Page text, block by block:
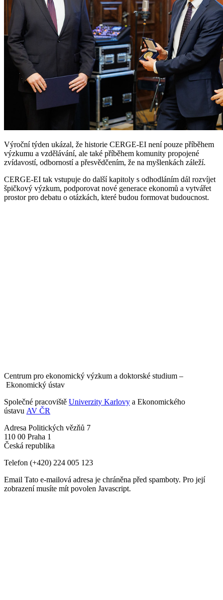
Výroční týden ukázal, že historie CERGE-EI není pouze příběhem
výzkumu a vzdělávání, ale také příběhem komunity propojené
zvídavostí, odborností a přesvědčením, že na myšlenkách záleží.
CERGE-EI tak vstupuje do další kapitoly s odhodláním dál rozvíjet
špičkový výzkum, podporovat nové generace ekonomů a vytvářet
prostor pro debatu o otázkách, které budou formovat budoucnost.
Centrum pro ekonomický výzkum a doktorské studium –
Ekonomický ústav
Společné pracoviště Univerzity Karlovy a Ekonomického
ústavu AV ČR
Adresa Politických vězňů 7
110 00 Praha 1
Česká republika
Telefon (+420) 224 005 123
Email Tato e-mailová adresa je chráněna před spamboty. Pro její
zobrazení musíte mít povolen Javascript.